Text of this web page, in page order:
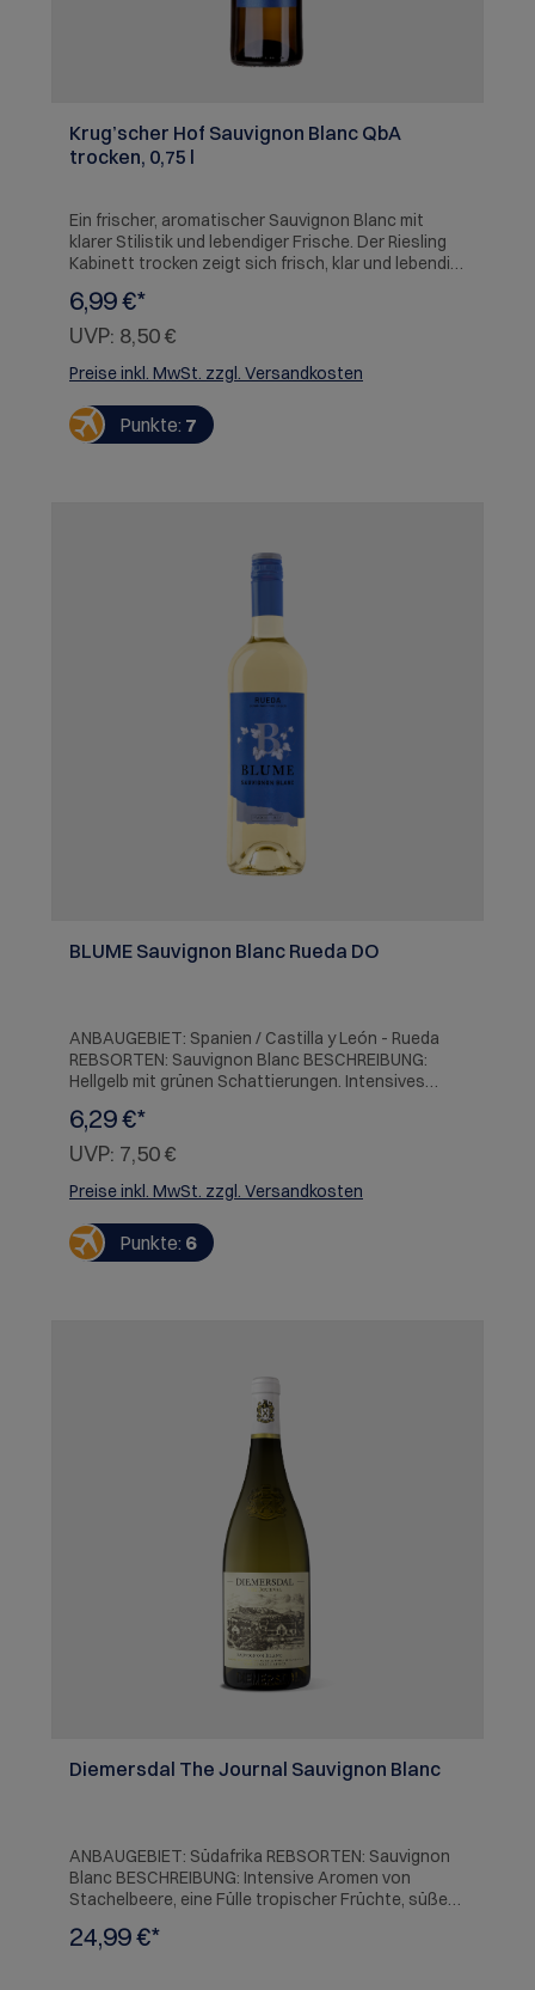
Krug’scher Hof Sauvignon Blanc QbA
trocken, 0,75 l
Ein frischer, aromatischer Sauvignon Blanc mit
klarer Stilistik und lebendiger Frische. Der Riesling
Kabinett trocken zeigt sich frisch, klar und lebendig.
animierender Säure. SERVIEREMPFEHLUNG: Zu
Fisch, Ziegenkäse, Salaten oder als Aperitif.
6,99 €*
UVP: 8,50 €
Preise inkl. MwSt. zzgl. Versandkosten
Punkte: 7
BLUME Sauvignon Blanc Rueda DO
ANBAUGEBIET: Spanien / Castilla y León - Rueda
REBSORTEN: Sauvignon Blanc BESCHREIBUNG:
Hellgelb mit grünen Schattierungen. Intensives
Papaya zusammen mit getrockneten Kräutern und
Heu. Am Gaumen frisch, fruchtig und lebendig mit
einem leichten und frischen Abgang.
SERVIEREMPFEHLUNG: Perfekt zu hausgemachtem
6,29 €*
UVP: 7,50 €
Preise inkl. MwSt. zzgl. Versandkosten
Punkte: 6
Diemersdal The Journal Sauvignon Blanc
ANBAUGEBIET: Südafrika REBSORTEN: Sauvignon
Blanc BESCHREIBUNG: Intensive Aromen von
Stachelbeere, eine Fülle tropischer Früchte, süße
exzellente, natürliche Säure verbinden sich mit den
24,99 €*